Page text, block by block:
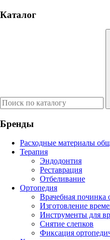
Каталог
Бренды
Расходные материалы
Терапия
Эндодонтия
Реставрация
Отбеливание
Ортопедия
Врачебная починка
Изготовление
Инструменты для
Снятие слепков
Фиксация